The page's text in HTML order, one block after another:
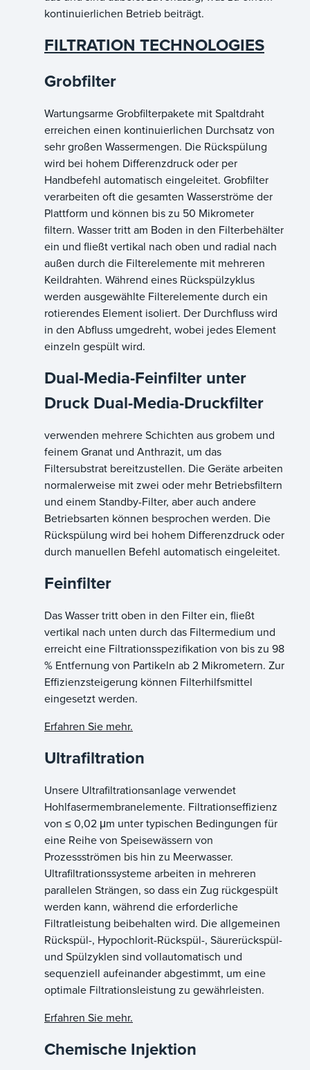
kontinuierlichen Betrieb beiträgt.
FILTRATION TECHNOLOGIES
Grobfilter
Wartungsarme Grobfilterpakete mit Spaltdraht
erreichen einen kontinuierlichen Durchsatz von
sehr großen Wassermengen. Die Rückspülung
wird bei hohem Differenzdruck oder per
Handbefehl automatisch eingeleitet. Grobfilter
verarbeiten oft die gesamten Wasserströme der
Plattform und können bis zu 50 Mikrometer
filtern. Wasser tritt am Boden in den Filterbehälter
ein und fließt vertikal nach oben und radial nach
außen durch die Filterelemente mit mehreren
Keildrahten. Während eines Rückspülzyklus
werden ausgewählte Filterelemente durch ein
rotierendes Element isoliert. Der Durchfluss wird
in den Abfluss umgedreht, wobei jedes Element
einzeln gespült wird.
Dual-Media-Feinfilter unter
Druck Dual-Media-Druckfilter
verwenden mehrere Schichten aus grobem und
feinem Granat und Anthrazit, um das
Filtersubstrat bereitzustellen. Die Geräte arbeiten
normalerweise mit zwei oder mehr Betriebsfiltern
und einem Standby-Filter, aber auch andere
Betriebsarten können besprochen werden. Die
Rückspülung wird bei hohem Differenzdruck oder
durch manuellen Befehl automatisch eingeleitet.
Feinfilter
Das Wasser tritt oben in den Filter ein, fließt
vertikal nach unten durch das Filtermedium und
erreicht eine Filtrationsspezifikation von bis zu 98
% Entfernung von Partikeln ab 2 Mikrometern. Zur
Effizienzsteigerung können Filterhilfsmittel
eingesetzt werden.
Erfahren Sie mehr.
Ultrafiltration
Unsere Ultrafiltrationsanlage verwendet
Hohlfasermembranelemente. Filtrationseffizienz
von ≤ 0,02 μm unter typischen Bedingungen für
eine Reihe von Speisewässern von
Prozessströmen bis hin zu Meerwasser.
Ultrafiltrationssysteme arbeiten in mehreren
parallelen Strängen, so dass ein Zug rückgespült
werden kann, während die erforderliche
Filtratleistung beibehalten wird. Die allgemeinen
Rückspül-, Hypochlorit-Rückspül-, Säurerückspül-
und Spülzyklen sind vollautomatisch und
sequenziell aufeinander abgestimmt, um eine
optimale Filtrationsleistung zu gewährleisten.
Erfahren Sie mehr.
Chemische Injektion